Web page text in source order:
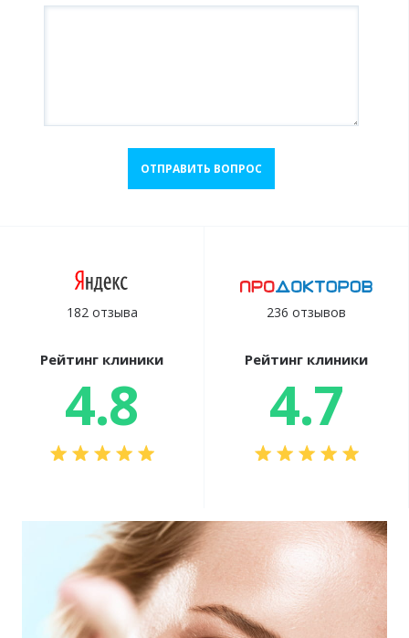
ОТПРАВИТЬ ВОПРОС
182 отзыва
Рейтинг клиники
4.8
236 отзывов
Рейтинг клиники
4.7